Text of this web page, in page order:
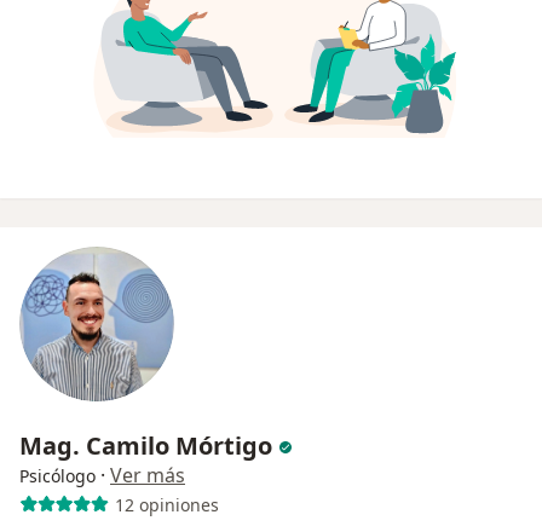
Mag. Camilo Mórtigo
Psicólogo · Ver más
12 opiniones